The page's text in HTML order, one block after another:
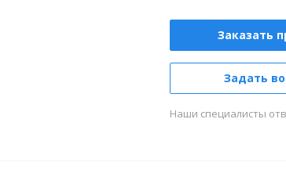
Заказать
Задать
Наши специалисты